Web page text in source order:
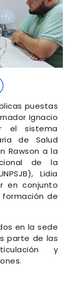
puestas
Ignacio
el sistema
de Salud
Rawson a la
de la
Lidia
en conjunto
de
en la sede
parte de las
y